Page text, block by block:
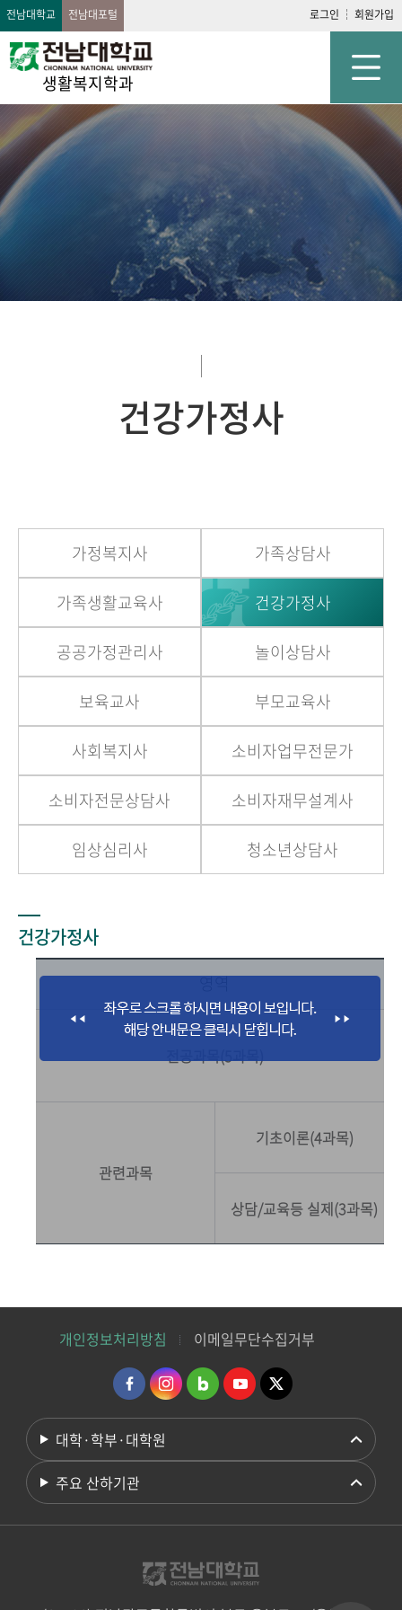
전남대학교 전남대포털 로그인 회원가입
생활복지학과
건강가정사
가정복지사 가족상담사
가족생활교육사 건강가정사
공공가정관리사 놀이상담사
보육교사 부모교육사
사회복지사 소비자업무전문가
소비자전문상담사 소비자재무설계사
임상심리사 청소년상담사
건강가정사
영역
전공과목(5과목)
관련과목
기초이론(4과목)
상담/교육등 실제(3과목)
개인정보처리방침 이메일무단수집거부
대학·학부·대학원
주요 산하기관